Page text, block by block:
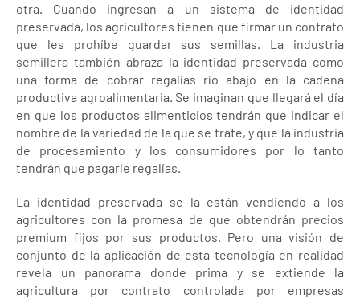
otra. Cuando ingresan a un sistema de identidad
preservada, los agricultores tienen que firmar un contrato
que les prohíbe guardar sus semillas. La industria
semillera también abraza la identidad preservada como
una forma de cobrar regalías río abajo en la cadena
productiva agroalimentaria. Se imaginan que llegará el día
en que los productos alimenticios tendrán que indicar el
nombre de la variedad de la que se trate, y que la industria
de procesamiento y los consumidores por lo tanto
tendrán que pagarle regalías.
La identidad preservada se la están vendiendo a los
agricultores con la promesa de que obtendrán precios
premium fijos por sus productos. Pero una visión de
conjunto de la aplicación de esta tecnología en realidad
revela un panorama donde prima y se extiende la
agricultura por contrato controlada por empresas